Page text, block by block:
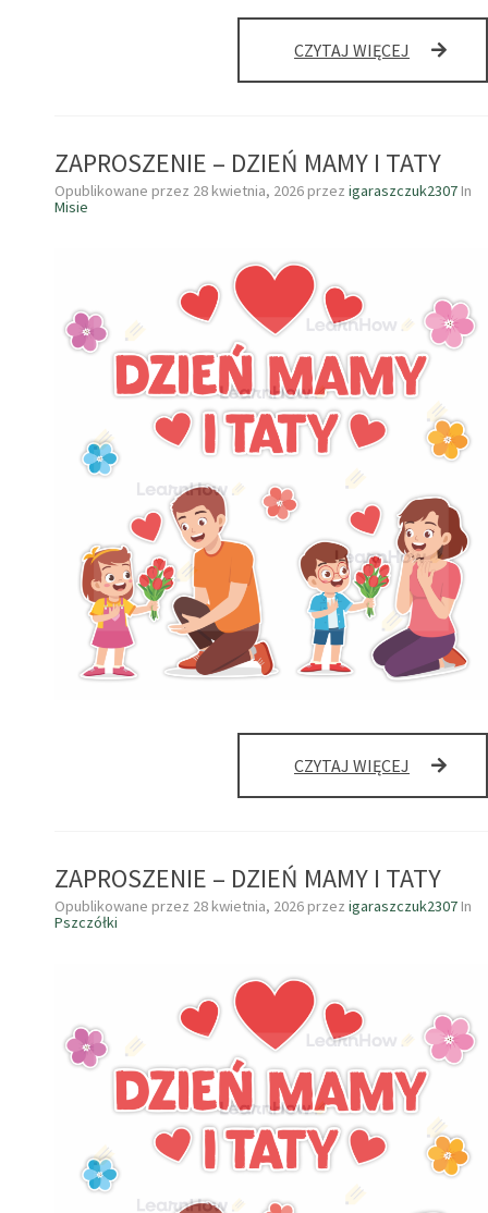
CZYTAJ WIĘCEJ
TATY
ZAPROSZENIE – DZIEŃ MAMY I TATY
Opublikowane przez 28 kwietnia, 2026 przez igaraszczuk2307 In
Misie
CZYTAJ WIĘCEJ
TATY
ZAPROSZENIE – DZIEŃ MAMY I TATY
Opublikowane przez 28 kwietnia, 2026 przez igaraszczuk2307 In
Pszczółki